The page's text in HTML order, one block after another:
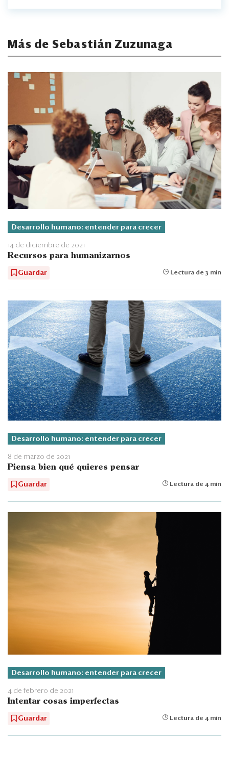
Más de Sebastián Zuzunaga
Desarrollo humano: entender para crecer
14 de diciembre de 2021
Recursos para humanizarnos
Guardar Lectura de 3 min
Desarrollo humano: entender para crecer
8 de marzo de 2021
Piensa bien qué quieres pensar
Guardar Lectura de 4 min
Desarrollo humano: entender para crecer
4 de febrero de 2021
Intentar cosas imperfectas
Guardar Lectura de 4 min